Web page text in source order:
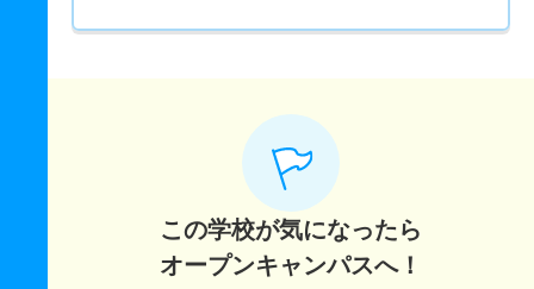
この学校が気になったら
オープンキャンパスへ！